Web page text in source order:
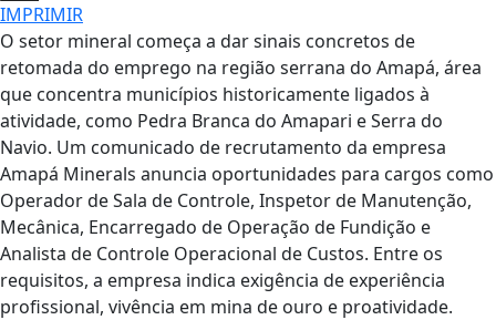
IMPRIMIR
O setor mineral começa a dar sinais concretos de
retomada do emprego na região serrana do Amapá, área
que concentra municípios historicamente ligados à
atividade, como Pedra Branca do Amapari e Serra do
Navio. Um comunicado de recrutamento da empresa
Amapá Minerals anuncia oportunidades para cargos como
Operador de Sala de Controle, Inspetor de Manutenção,
Mecânica, Encarregado de Operação de Fundição e
Analista de Controle Operacional de Custos. Entre os
requisitos, a empresa indica exigência de experiência
profissional, vivência em mina de ouro e proatividade.